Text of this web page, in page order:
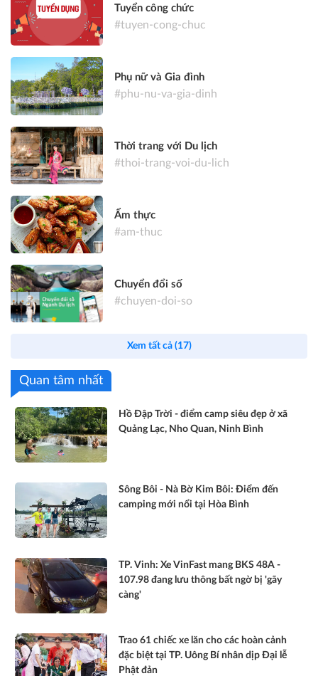
Tuyển công chức
#tuyen-cong-chuc
Phụ nữ và Gia đình
#phu-nu-va-gia-dinh
Thời trang với Du lịch
#thoi-trang-voi-du-lich
Ẩm thực
#am-thuc
Chuyển đổi số
#chuyen-doi-so
Xem tất cả (17)
Quan tâm nhất
Hồ Đập Trời - điểm camp siêu đẹp ở xã
Quảng Lạc, Nho Quan, Ninh Bình
Sông Bôi - Nà Bờ Kim Bôi: Điểm đến
camping mới nổi tại Hòa Bình
TP. Vinh: Xe VinFast mang BKS 48A -
107.98 đang lưu thông bất ngờ bị 'gãy
càng'
Trao 61 chiếc xe lăn cho các hoàn cảnh
đặc biệt tại TP. Uông Bí nhân dịp Đại lễ
Phật đản